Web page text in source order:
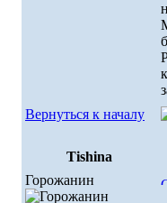
Вернуться к началу
Tishina
Горожанин